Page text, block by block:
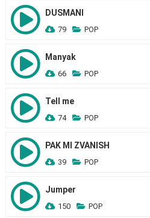
DUSMANI
79 POP
Manyak
66 POP
Tell me
74 POP
PAK MI ZVANISH
39 POP
Jumper
150 POP